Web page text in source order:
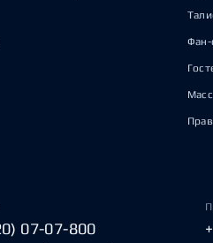
Фан-
07-07-800